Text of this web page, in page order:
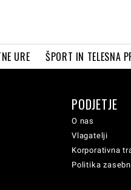
URE ŠPORT IN TELESNA
PODJETJE
O nas
Vlagatelji
Korporativna
Politika